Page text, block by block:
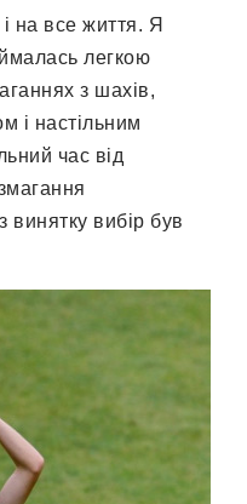
на все життя. Я
легкою
з шахів,
і настільним
час від
винятку вибір був